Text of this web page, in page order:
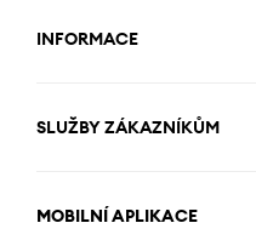
INFORMACE
SLUŽBY ZÁKAZNÍKŮM
MOBILNÍ APLIKACE